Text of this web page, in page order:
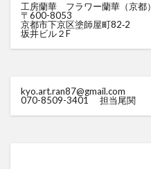
工房蘭華 フラワー蘭華（京都）
〒600-8053
京都市下京区塗師屋町82‐2
坂井ビル２F
kyo.art.ran87@gmail.com
070-8509-3401
担当尾関